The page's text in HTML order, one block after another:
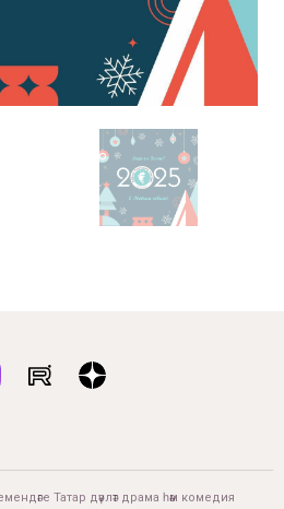
Татар дәүләт драма һәм комедия